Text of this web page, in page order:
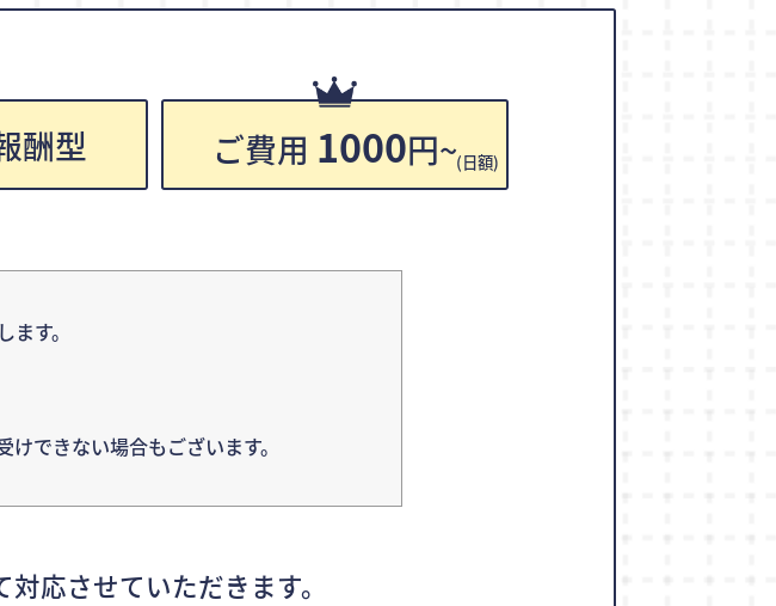
酬型 ご費用 1000円~(日額)
す。
けできない場合もございます。
応させていただきます。